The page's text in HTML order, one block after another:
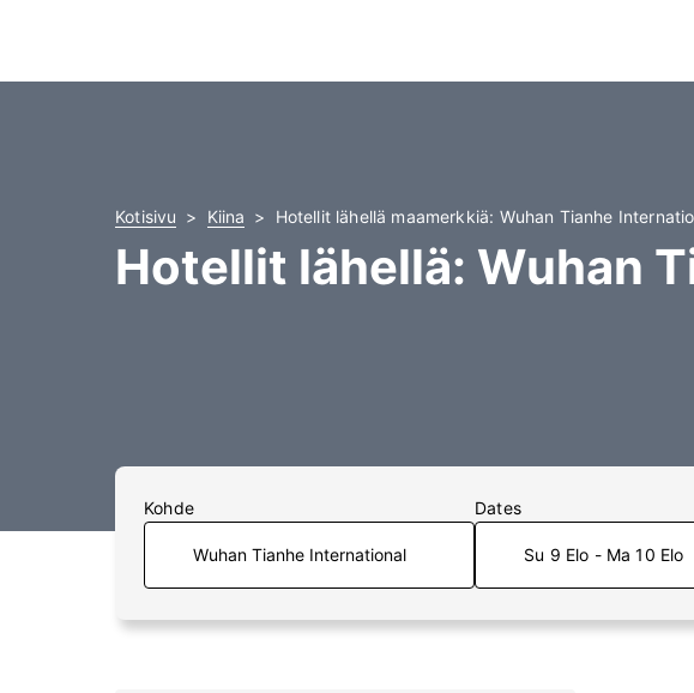
Kotisivu Kiina Hotellit lähellä maamerkkiä: Wuhan Tianhe
Hotellit lähellä: Wuhan
Kohde Dates
Su 9 Elo - Ma 10 Elo